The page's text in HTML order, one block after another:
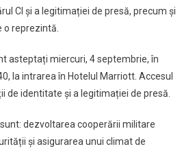
CI și a legitimației de presă, precum și
reprezintă.
asteptați miercuri, 4 septembrie, în
la intrarea în Hotelul Marriott. Accesul
de identitate și a legitimației de presă.
dezvoltarea cooperării militare
și asigurarea unui climat de